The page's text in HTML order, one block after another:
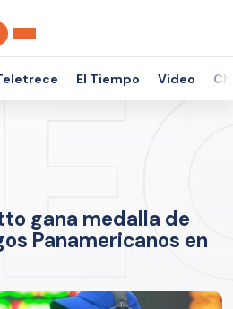
El Tiempo Video
gana medalla de
Panamericanos en